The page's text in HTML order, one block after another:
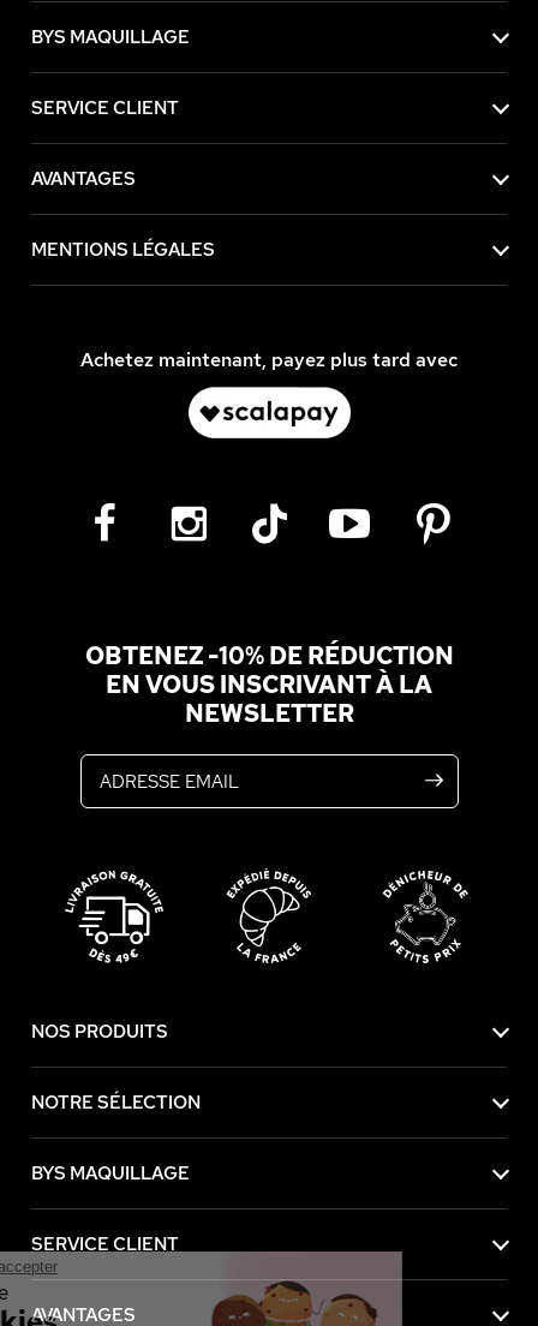
BYS MAQUILLAGE
SERVICE CLIENT
AVANTAGES
MENTIONS LÉGALES
Achetez maintenant, payez plus tard avec
OBTENEZ -10% DE RÉDUCTION
EN VOUS INSCRIVANT À LA
NEWSLETTER
NOS PRODUITS
NOTRE SÉLECTION
BYS MAQUILLAGE
SERVICE CLIENT
AVANTAGES
Continuer sans accepter